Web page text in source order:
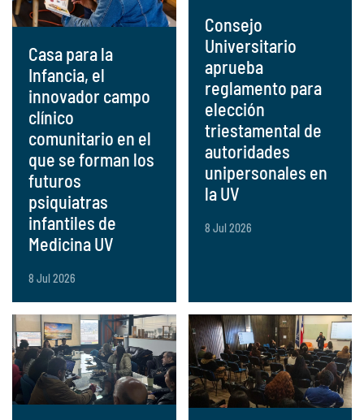
Casa para la
Infancia, el
innovador campo
clínico
comunitario en el
que se forman los
futuros
psiquiatras
infantiles de
Medicina UV
8 Jul 2026
Consejo
Universitario
aprueba
reglamento para
elección
triestamental de
autoridades
unipersonales en
la UV
8 Jul 2026